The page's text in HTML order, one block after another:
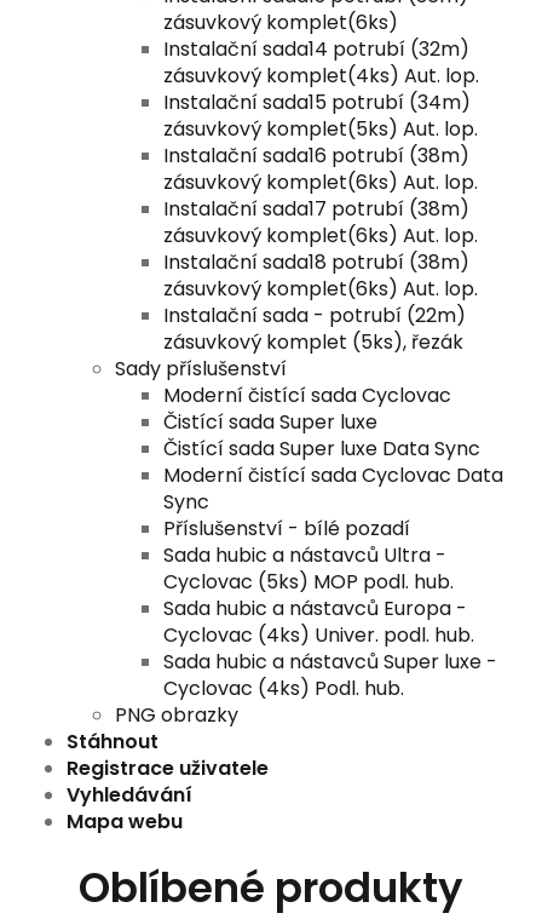
zásuvkový komplet(6ks)
Instalační sada14 potrubí (32m)
zásuvkový komplet(4ks) Aut. lop.
Instalační sada15 potrubí (34m)
zásuvkový komplet(5ks) Aut. lop.
Instalační sada16 potrubí (38m)
zásuvkový komplet(6ks) Aut. lop.
Instalační sada17 potrubí (38m)
zásuvkový komplet(6ks) Aut. lop.
Instalační sada18 potrubí (38m)
zásuvkový komplet(6ks) Aut. lop.
Instalační sada - potrubí (22m)
zásuvkový komplet (5ks), řezák
Sady příslušenství
Moderní čistící sada Cyclovac
Čistící sada Super luxe
Čistící sada Super luxe Data Sync
Moderní čistící sada Cyclovac Data
Sync
Příslušenství - bílé pozadí
Sada hubic a nástavců Ultra -
Cyclovac (5ks) MOP podl. hub.
Sada hubic a nástavců Europa -
Cyclovac (4ks) Univer. podl. hub.
Sada hubic a nástavců Super luxe -
Cyclovac (4ks) Podl. hub.
PNG obrazky
Stáhnout
Registrace uživatele
Vyhledávání
Mapa webu
Oblíbené produkty